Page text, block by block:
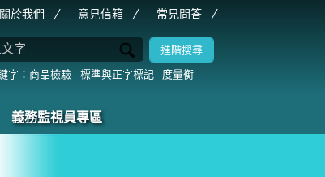
關於我們 意見信箱 常見問答
商品檢驗 標準與正字標記 度量衡
義務監視員專區